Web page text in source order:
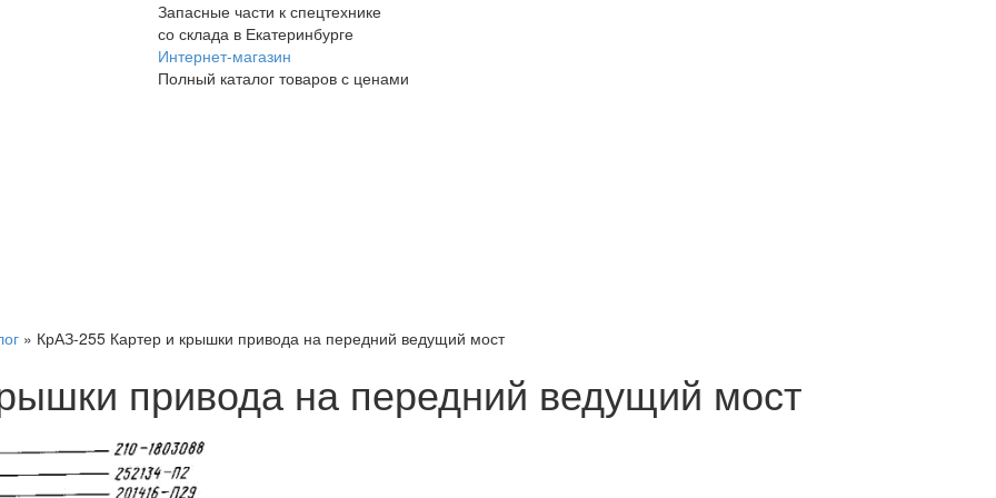
Запасные части к спецтехнике
со склада в Екатеринбурге
Интернет-магазин
Полный каталог товаров с ценами
» КрАЗ-255 Картер и крышки привода на передний ведущий мост
привода на передний ведущий мост